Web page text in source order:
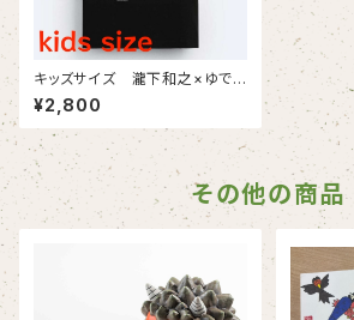
キッズサイズ 瀧下和之×ゆでた
まごコラボチャリティTシャツ（黒
生地にモノクロプリント）
¥2,800
その他の商品